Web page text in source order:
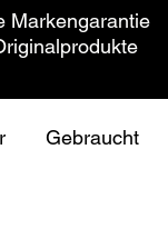
Markengarantie
Gebraucht